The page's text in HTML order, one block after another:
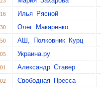
Илья Рясной
Олег Макаренко
АШ, Полковник Курц
Украина.ру
Александр Ставер
Свободная Пресса